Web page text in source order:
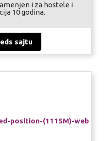
i za hostele i
10 godina.
sajtu